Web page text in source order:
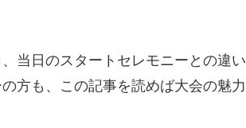
当日のスタートセレモニーとの違い
方も、この記事を読めば大会の魅力